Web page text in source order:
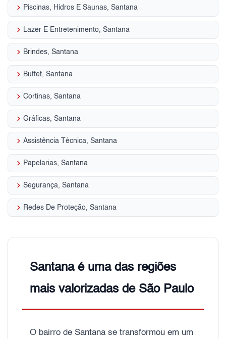
keyboard_arrow_right Piscinas, Hidros E Saunas, Santana
keyboard_arrow_right Lazer E Entretenimento, Santana
keyboard_arrow_right Brindes, Santana
keyboard_arrow_right Buffet, Santana
keyboard_arrow_right Cortinas, Santana
keyboard_arrow_right Gráficas, Santana
keyboard_arrow_right Assistência Técnica, Santana
keyboard_arrow_right Papelarias, Santana
keyboard_arrow_right Segurança, Santana
keyboard_arrow_right Redes De Proteção, Santana
Santana é uma das regiões
mais valorizadas de São Paulo
O bairro de Santana se transformou em um